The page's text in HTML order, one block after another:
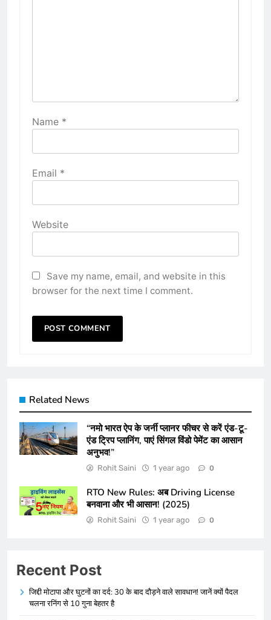
Name *
Email *
Website
Save my name, email, and website in this
browser for the next time I comment.
Related News
“नमो भारत ऐप के जर्नी प्लानर फीचर से करें एंड-टू-
एंड ट्रिप प्लानिंग, पाएं सिंगल विंडो पेमेंट का आसान
अनुभव!”
Rohit Saini 1 year ago 0
RTO New Rules: अब Driving License
बनवाना और भी आसान! (2025)
Rohit Saini 1 year ago 0
Recent Post
जिद्दी मोटापा और घुटनों का दर्द: 30 के बाद दौड़ने वाले सावधान! जानें क्यों पैदल
चलना रनिंग से 10 गुना बेहतर है